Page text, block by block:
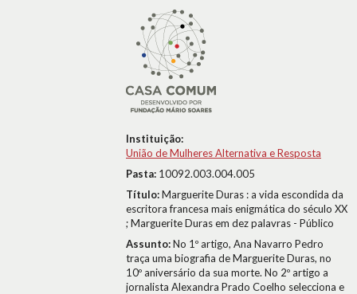
Instituição:
União de Mulheres Alternativa e Resposta
Pasta: 10092.003.004.005
Título:Marguerite Duras : a vida escondida da
escritora francesa mais enigmática do século XX
; Marguerite Duras em dez palavras - Público
Assunto:No 1º artigo, Ana Navarro Pedro
traça uma biografia de Marguerite Duras, no
10º aniversário da sua morte. No 2º artigo a
jornalista Alexandra Prado Coelho selecciona e